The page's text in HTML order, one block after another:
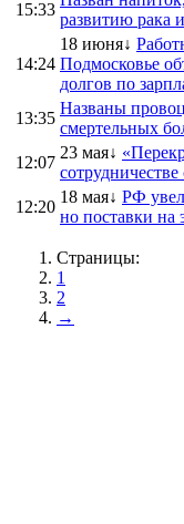
15:33
развитию рака
14:24
18 июня↓
Подмосковье
долгов по
13:35
Названы
смертельных
12:07
23 мая↓
12:20
18 мая↓ РФ
но поставки на
Страницы:
1
2
→